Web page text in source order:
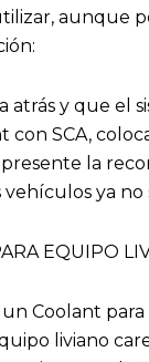
aunque
atrás y que el
SCA,
la
ya
EQUIPO
Coolant
liviano